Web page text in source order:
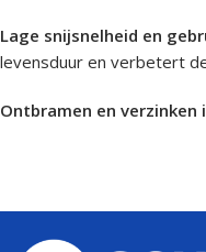
Lage snijsnelheid en
levensduur en verbetert
Ontbramen en verzinken